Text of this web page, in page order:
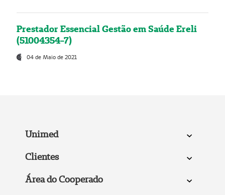
Prestador Essencial Gestão em Saúde Ereli
(51004354-7)
04 de Maio de 2021
Unimed
Clientes
Área do Cooperado